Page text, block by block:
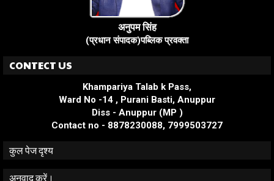
अनुपम सिंह
(प्रधान संपादक)पब्लिक प्रवक्ता
CONTECT US
Khampariya Talab k Pass,
Ward No -14 , Purani Basti, Anuppur
Diss - Anuppur (MP )
Contact no - 8878230088, 7999503727
कुल पेज दृश्य
अनुवाद करें।